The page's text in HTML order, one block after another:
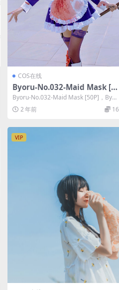
COS在线
Byoru-No.032-Maid Mask [5
0P]
Byoru-No.032-Maid Mask [50P]，Byor
u在线作品导航...
2 年前 16
VIP